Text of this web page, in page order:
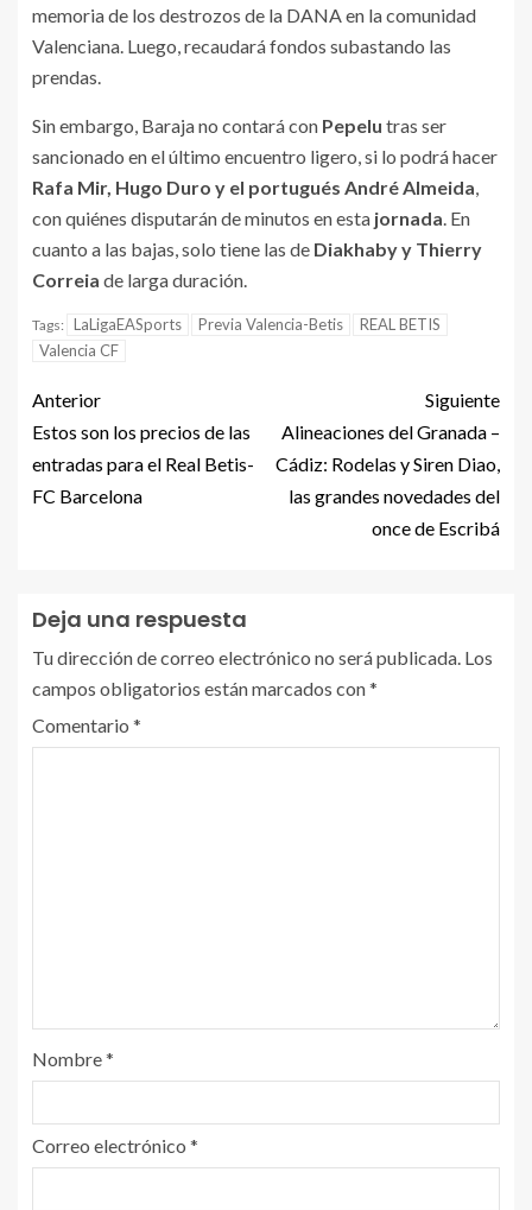
memoria de los destrozos de la DANA en la comunidad
Valenciana. Luego, recaudará fondos subastando las
prendas.
Sin embargo, Baraja no contará con Pepelu tras ser
sancionado en el último encuentro ligero, si lo podrá hacer
Rafa Mir, Hugo Duro y el portugués André Almeida,
con quiénes disputarán de minutos en esta jornada. En
cuanto a las bajas, solo tiene las de Diakhaby y Thierry
Correia de larga duración.
Tags: LaLigaEASports Previa Valencia-Betis
REAL BETIS
Valencia CF
Anterior
Estos son los precios de las
entradas para el Real Betis-
FC Barcelona
Siguiente
Alineaciones del Granada –
Cádiz: Rodelas y Siren Diao,
las grandes novedades del
once de Escribá
Deja una respuesta
Tu dirección de correo electrónico no será publicada. Los
campos obligatorios están marcados con*
Comentario *
Nombre*
Correo electrónico *